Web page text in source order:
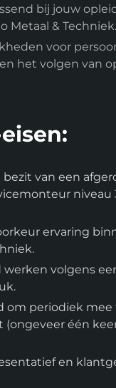
bij jouw
Metaal & Techniek.
voor
het volgen van
van een
niveau
ervaring
volgens
om periodiek mee
(ongeveer één
en